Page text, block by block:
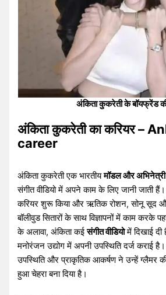
अंकिता कुकरेती के बॉयफ्रेंड
अंकिता कुकरेती का करियर –
career
अंकिता कुकरेती एक भारतीयमॉडल और अभिनेत्री
संगीत वीडियो में अपने काम के लिए जानी जाती
करियर शुरू किया और ऋतिक रोशन, सोनू सूद
बॉलीवुड सितारों के साथ विज्ञापनों में काम करके
के अलावा, अंकिता कईसंगीत वीडियोमें दिखाई दी
मनोरंजन उद्योग में अपनी उपस्थिति दर्ज कराई
उपस्थिति और प्राकृतिक आकर्षण ने उन्हें ग्लैमर
हुआ चेहरा बना दिया है।